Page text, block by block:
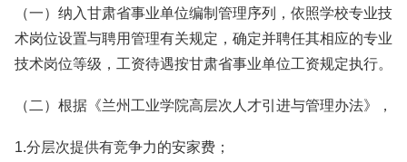
（一）纳入甘肃省事业单位编制管理序列，依照学校专业技
术岗位设置与聘用管理有关规定，确定并聘任其相应的专业
技术岗位等级，工资待遇按甘肃省事业单位工资规定执行。
（二）根据《兰州工业学院高层次人才引进与管理办法》，
1.分层次提供有竞争力的安家费；